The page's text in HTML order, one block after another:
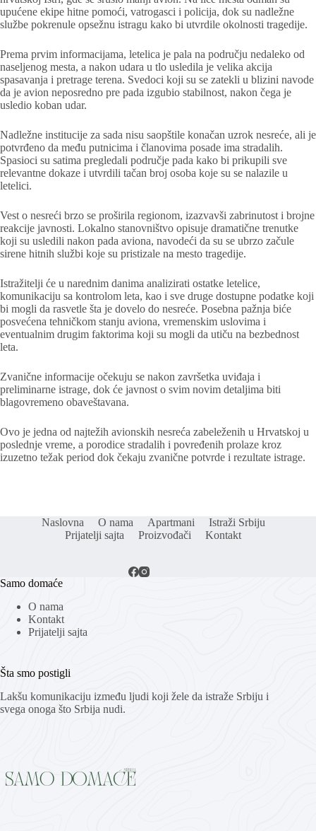
upućene ekipe hitne pomoći, vatrogasci i policija, dok su nadležne
službe pokrenule opsežnu istragu kako bi utvrdile okolnosti tragedije.
Prema prvim informacijama, letelica je pala na području nedaleko od
naseljenog mesta, a nakon udara u tlo usledila je velika akcija
spasavanja i pretrage terena. Svedoci koji su se zatekli u blizini navode
da je avion neposredno pre pada izgubio stabilnost, nakon čega je
usledio koban udar.
Nadležne institucije za sada nisu saopštile konačan uzrok nesreće, ali je
potvrđeno da među putnicima i članovima posade ima stradalih.
Spasioci su satima pregledali područje pada kako bi prikupili sve
relevantne dokaze i utvrdili tačan broj osoba koje su se nalazile u
letelici.
Vest o nesreći brzo se proširila regionom, izazvavši zabrinutost i brojne
reakcije javnosti. Lokalno stanovništvo opisuje dramatične trenutke
koji su usledili nakon pada aviona, navodeći da su se ubrzo začule
sirene hitnih službi koje su pristizale na mesto tragedije.
Istražitelji će u narednim danima analizirati ostatke letelice,
komunikaciju sa kontrolom leta, kao i sve druge dostupne podatke koji
bi mogli da rasvetle šta je dovelo do nesreće. Posebna pažnja biće
posvećena tehničkom stanju aviona, vremenskim uslovima i
eventualnim drugim faktorima koji su mogli da utiču na bezbednost
leta.
Zvanične informacije očekuju se nakon završetka uviđaja i
preliminarne istrage, dok će javnost o svim novim detaljima biti
blagovremeno obaveštavana.
Ovo je jedna od najtežih avionskih nesreća zabeleženih u Hrvatskoj u
poslednje vreme, a porodice stradalih i povređenih prolaze kroz
izuzetno težak period dok čekaju zvanične potvrde i rezultate istrage.
Naslovna O nama Apartmani
Istraži Srbiju
Prijatelji sajta
Proizvođači Kontakt
Samo domaće
O nama
Kontakt
Prijatelji sajta
Šta smo postigli
Lakšu komunikaciju između ljudi koji žele da istraže Srbiju i
svega onoga što Srbija nudi.